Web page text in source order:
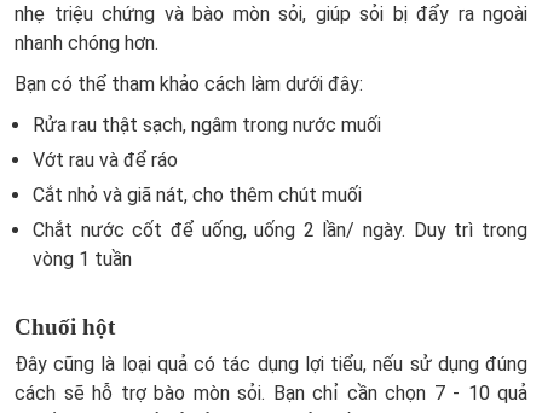
nhẹ triệu chứng và bào mòn sỏi, giúp sỏi bị đẩy ra ngoài
nhanh chóng hơn.
Bạn có thể tham khảo cách làm dưới đây:
Rửa rau thật sạch, ngâm trong nước muối
Vớt rau và để ráo
Cắt nhỏ và giã nát, cho thêm chút muối
Chắt nước cốt để uống, uống 2 lần/ ngày. Duy trì trong
vòng 1 tuần
Chuối hột
Đây cũng là loại quả có tác dụng lợi tiểu, nếu sử dụng đúng
cách sẽ hỗ trợ bào mòn sỏi. Bạn chỉ cần chọn 7 - 10 quả